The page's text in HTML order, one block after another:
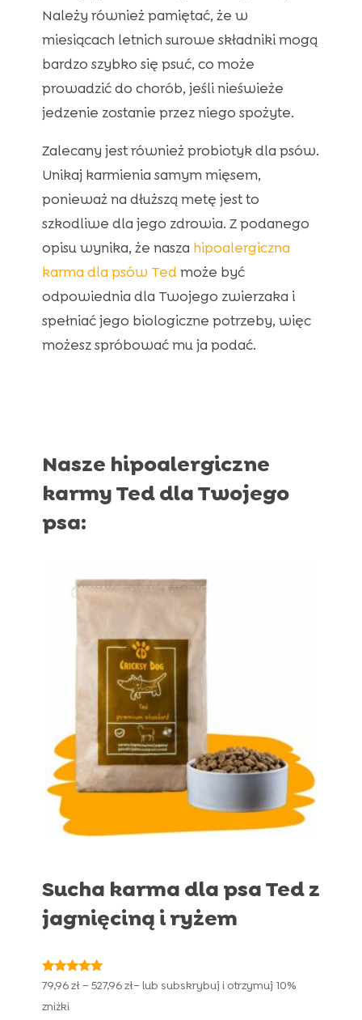
Należy również pamiętać, że w
miesiącach letnich surowe składniki mogą
bardzo szybko się psuć, co może
prowadzić do chorób, jeśli nieświeże
jedzenie zostanie przez niego spożyte.
Zalecany jest również probiotyk dla psów.
Unikaj karmienia samym mięsem,
ponieważ na dłuższą metę jest to
szkodliwe dla jego zdrowia. Z podanego
opisu wynika, że nasza hipoalergiczna
karma dla psów Tedmoże być
odpowiednia dla Twojego zwierzaka i
spełniać jego biologiczne potrzeby, więc
możesz spróbować mu ja podać.
Nasze hipoalergiczne
karmy Ted dla Twojego
psa:
Sucha karma dla psa Ted z
jagnięciną i ryżem
Oceniono
4.91
na 5
79,96zł – 527,96złZakres
– lub subskrybuj i otrzymuj 10%
zniżki